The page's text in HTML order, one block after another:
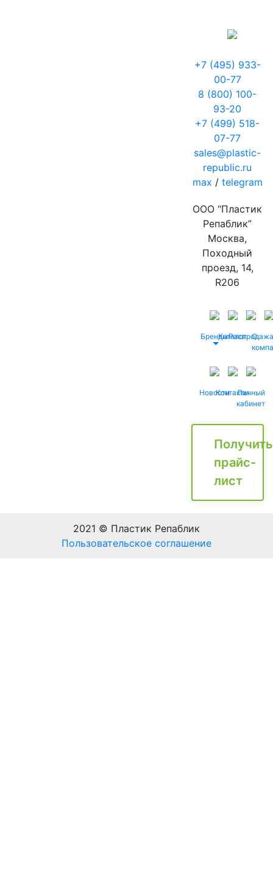
+7 (495) 933-
00-77
8 (800) 100-
93-20
+7 (499) 518-
07-77
sales@plastic-
republic.ru
max / telegram
ООО “Пластик
Репаблик”
Москва,
Походный
проезд, 14,
R206
БрендыКаталог
Распродажа
О
НовостиКонтактыЛичный
кабинет
Получить
прайс-
лист
2021 © Пластик Репаблик
Пользовательское соглашение